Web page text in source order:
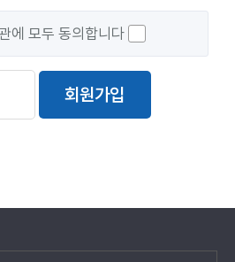
에 모두 동의합니다
회원가입